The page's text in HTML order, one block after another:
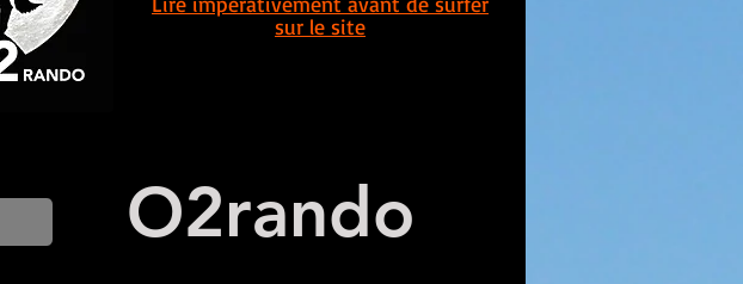
sur le site
O2rando